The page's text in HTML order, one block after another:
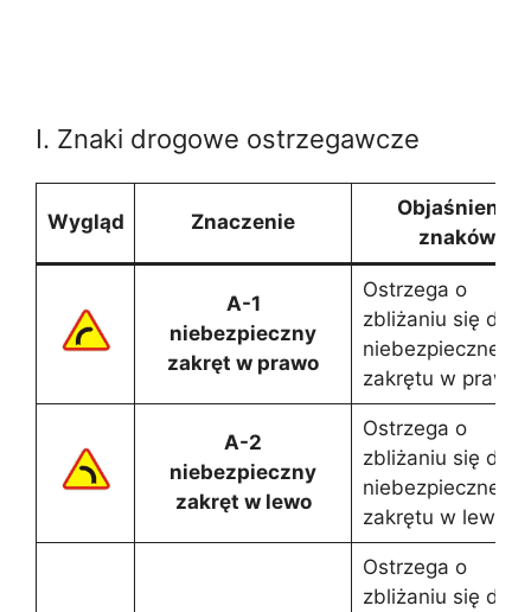
I. Znaki drogowe ostrzegawcze
Wygląd Znaczenie
Objaśnienie
znaków
A-1
niebezpieczny
zakręt w prawo
Ostrzega o
zbliżaniu się do
niebezpiecznego
zakrętu w prawo.
A-2
niebezpieczny
zakręt w lewo
Ostrzega o
zbliżaniu się do
niebezpiecznego
zakrętu w lewo.
Ostrzega o
zbliżaniu się do